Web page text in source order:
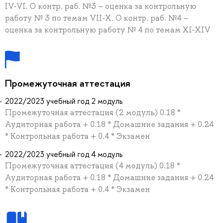
IV-VI. О контр. раб. №3 – оценка за контрольную
работу № 3 по темам VII-X. О контр. раб. №4 –
оценка за контрольную работу № 4 по темам XI-XIV
Промежуточная аттестация
2022/2023 учебный год 2 модуль
Промежуточная аттестация (2 модуль) 0.18 *
Аудиторная работа + 0.18 * Домашние задания + 0.24
* Контрольная работа + 0.4 * Экзамен
2022/2023 учебный год 4 модуль
Промежуточная аттестация (4 модуль) 0.18 *
Аудиторная работа + 0.18 * Домашние задания + 0.24
* Контрольная работа + 0.4 * Экзамен